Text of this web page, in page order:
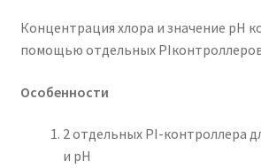
Концентрация хлора и значение рН
помощью отдельных
Особенности
2 отдельных PI-контроллера
и рН